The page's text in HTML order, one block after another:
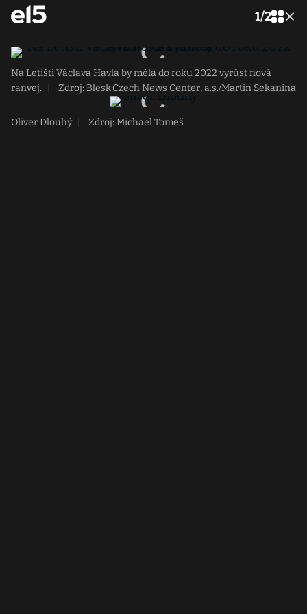
1/2
Na Letišti Václava Havla by měla do roku 2022 vyrůst nová
ranvej.
Zdroj: Blesk:Czech News Center, a.s./Martin Sekanina
Oliver Dlouhý Zdroj: Michael Tomeš